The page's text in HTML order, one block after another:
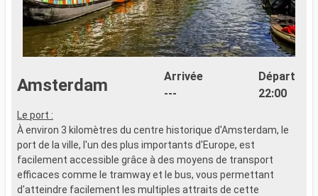
Amsterdam
Arrivée
---
Départ
22:00
Le port :
À environ 3 kilomètres du centre historique d'Amsterdam, le
port de la ville, l'un des plus importants d'Europe, est
facilement accessible grâce à des moyens de transport
efficaces comme le tramway et le bus, vous permettant
d'atteindre facilement les multiples attraits de cette